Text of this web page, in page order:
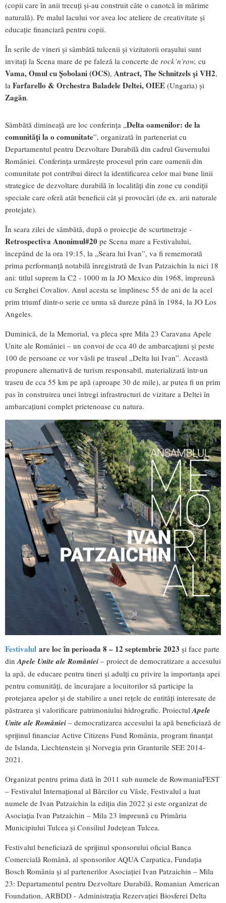
(copii care în anii trecuți și-au construit câte o canotcă în mărime
naturală). Pe malul lacului vor avea loc ateliere de creativitate și
educație financiară pentru copii.
În serile de vineri și sâmbătă tulcenii și vizitatorii orașului sunt
invitați la Scena mare de pe faleză la concerte de rock’n’row, cu
Vama,Omul cu Șobolani (OCS), Antract, The Schnitzels și VH2,
la Farfarello & Orchestra Baladele Deltei, OIEE (Ungaria) și
Zagăn.
Sâmbătă dimineață are loc conferința „Delta oamenilor: de la
comunități la o comunitate”, organizată în parteneriat cu
Departamentul pentru Dezvoltare Durabilă din cadrul Guvernului
României. Conferința urmărește procesul prin care oamenii din
comunitate pot contribui direct la identificarea celor mai bune linii
strategice de dezvoltare durabilă în localități din zone cu condiții
speciale care oferă atât beneficii cât și provocări (de ex. arii naturale
protejate).
În seara zilei de sâmbătă, după o proiecție de scurtmetraje -
Retrospectiva Anonimul#20 pe Scena mare a Festivalului,
începând de la ora 19:15, la „Seara lui Ivan”, va fi rememorată
prima performanță notabilă înregistrată de Ivan Patzaichin la nici 18
ani: titlul suprem la C2 - 1000 m la JO Mexico din 1968, împreună
cu Serghei Covaliov. Anul acesta se împlinesc 55 de ani de la acel
prim triumf dintr-o serie ce urma să dureze până în 1984, la JO Los
Angeles.
Duminică, de la Memorial, va pleca spre Mila 23 Caravana Apele
Unite ale României – un convoi de cca 40 de ambarcațiuni și peste
100 de persoane ce vor vâsli pe traseul „Delta lui Ivan”. Această
propunere alternativă de turism responsabil, materializată într-un
traseu de cca 55 km pe apă (aproape 30 de mile), ar putea fi un prim
pas în construirea unei întregi infrastructuri de vizitare a Deltei în
ambarcațiuni complet prietenoase cu natura.
Festivalul are loc în perioada 8 – 12 septembrie 2023 și face parte
din Apele Unite ale României – proiect de democratizare a accesului
la apă, de educare pentru tineri și adulți cu privire la importanța apei
pentru comunități, de încurajare a locuitorilor să participe la
protejarea apelor și de stabilire a unei rețele de entități interesate de
păstrarea și valorificare patrimoniului hidrografic. Proiectul Apele
Unite ale României – democratizarea accesului la apă beneficiază de
sprijinul financiar Active Citizens Fund România, program finanțat
de Islanda, Liechtenstein și Norvegia prin Granturile SEE 2014-
2021.
Organizat pentru prima dată în 2011 sub numele de RowmaniaFEST
– Festivalul Internațional al Bărcilor cu Vâsle, Festivalul a luat
numele de Ivan Patzaichin la ediția din 2022 și este organizat de
Asociația Ivan Patzaichin – Mila 23 împreună cu Primăria
Municipiului Tulcea și Consiliul Județean Tulcea.
Festivalul beneficiază de sprijinul sponsorului oficial Banca
Comercială Română, al sponsorilor AQUA Carpatica, Fundația
Bosch România și al partenerilor Asociației Ivan Patzaichin – Mila
23: Departamentul pentru Dezvoltare Durabilă, Romanian American
Foundation, ARBDD - Administrația Rezervației Biosferei Delta